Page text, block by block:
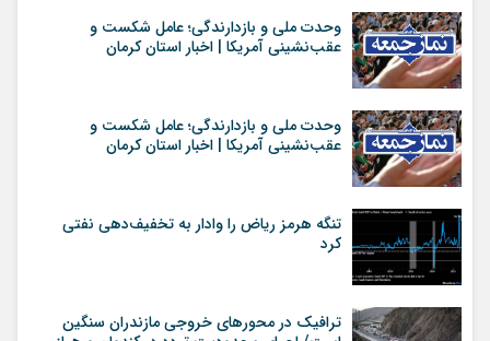
وحدت ملی و بازدارندگی؛ عامل شکست و
عقب‌نشینی آمریکا | اخبار استان کرمان
وحدت ملی و بازدارندگی؛ عامل شکست و
عقب‌نشینی آمریکا | اخبار استان کرمان
تنگه هرمز ریاض را وادار به تخفیف‌دهی نفتی
کرد
ترافیک در محورهای خروجی مازندران سنگین